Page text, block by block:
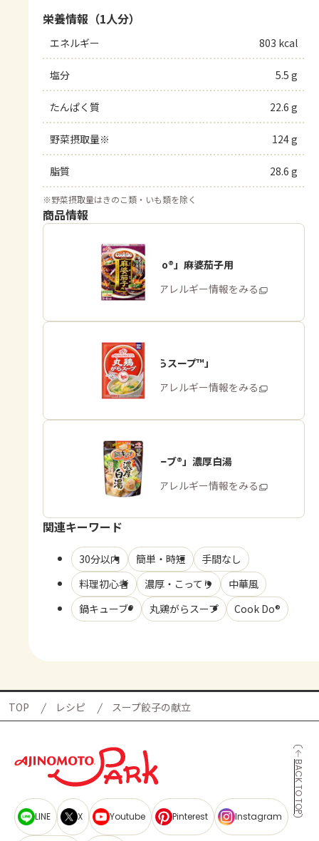
栄養情報（1人分）
エネルギー 803 kcal
塩分 5.5 g
たんぱく質 22.6 g
野菜摂取量※ 124 g
脂質 28.6 g
※野菜摂取量はきのこ類・いも類を除く
商品情報
「Cook Do®」麻婆茄子用
商品・アレルギー情報をみる
「丸鶏がらスープ™」
商品・アレルギー情報をみる
「鍋キューブ®」濃厚白湯
商品・アレルギー情報をみる
関連キーワード
30分以内 簡単・時短
手間なし
料理初心者
濃厚・こってり
中華風
鍋キューブ®
丸鶏がらスープ Cook Do®
TOP レシピ スープ餃子の献立
BACK TO TOP
LINE X Youtube Pinterest Instagram